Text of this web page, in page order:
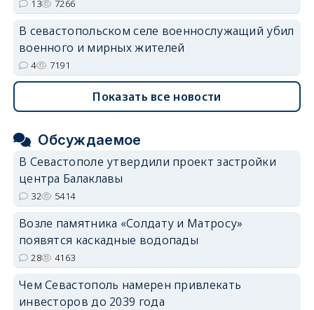
13 7266
В севастопольском селе военнослужащий убил
военного и мирных жителей
4 7191
Показать все новости
Обсуждаемое
В Севастополе утвердили проект застройки
центра Балаклавы
32 5414
Возле памятника «Солдату и Матросу»
появятся каскадные водопады
28 4163
Чем Севастополь намерен привлекать
инвесторов до 2039 года